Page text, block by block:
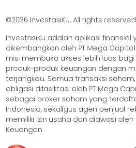
©2026 InvestasiKu. All rights
InvestasiKu adalah aplikasi finansial
dikembangkan oleh PT Mega
misi membuka akses lebih luas
produk-produk keuangan dengan
terjangkau. Semua transaksi
obligasi difasilitasi oleh PT Mega
sebagai broker saham yang
Indonesia, sekaligus agen penjual
memiliki izin usaha dan diawasi
Keuangan